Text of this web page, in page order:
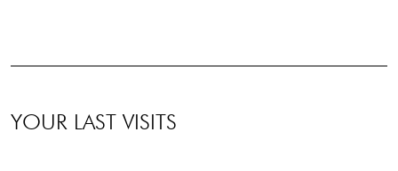
YOUR LAST VISITS